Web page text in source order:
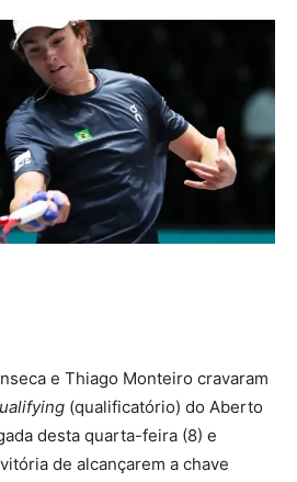
e Thiago Monteiro cravaram
(qualificatório) do Aberto
desta quarta-feira (8) e
de alcançarem a chave